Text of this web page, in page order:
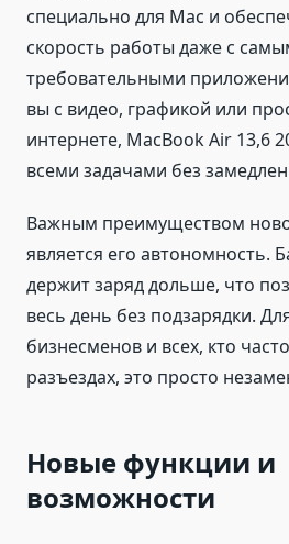
специально для Mac и
скорость работы даже с
требовательными
вы с видео, графикой или
интернете, MacBook Air 13,6
всеми задачами без
Важным преимуществом
является его автономность.
держит заряд дольше, что
весь день без подзарядки.
бизнесменов и всех, кто
разъездах, это просто
Новые функции и
возможности